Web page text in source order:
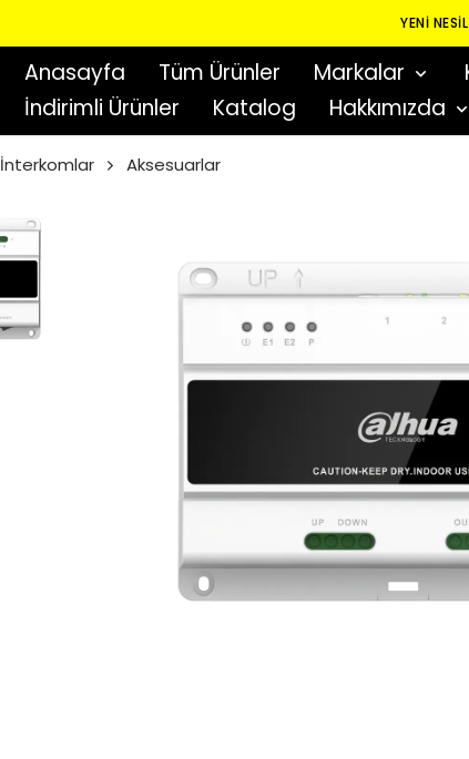
YENI
Anasayfa Tüm Ürünler Markalar
İndirimli Ürünler
Katalog Hakkımızda
İnterkomlar Aksesuarlar